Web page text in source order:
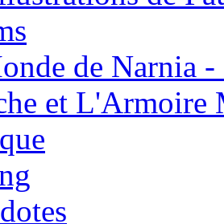
de Narnia
et L'Armoire